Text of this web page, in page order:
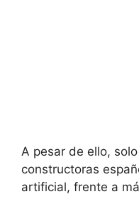
A pesar de ello,
constructoras
artificial, frente a